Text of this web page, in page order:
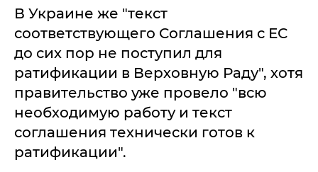
В Украине же "текст
соответствующего Соглашения с ЕС
до сих пор не поступил для
ратификации в Верховную Раду", хотя
правительство уже провело "всю
необходимую работу и текст
соглашения технически готов к
ратификации".